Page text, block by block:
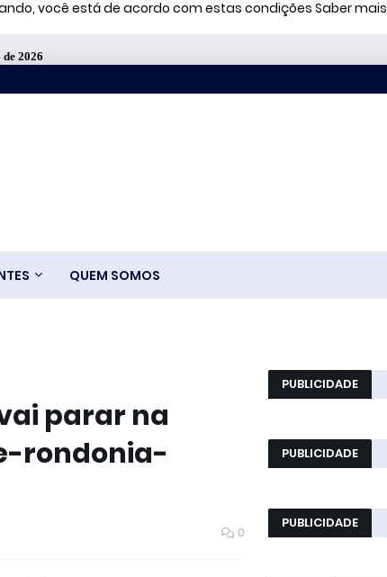
você está de acordo com estas condições Saber mais
2026
QUEM SOMOS
parar na
rondonia-
0
PUBLICIDADE
PUBLICIDADE
PUBLICIDADE